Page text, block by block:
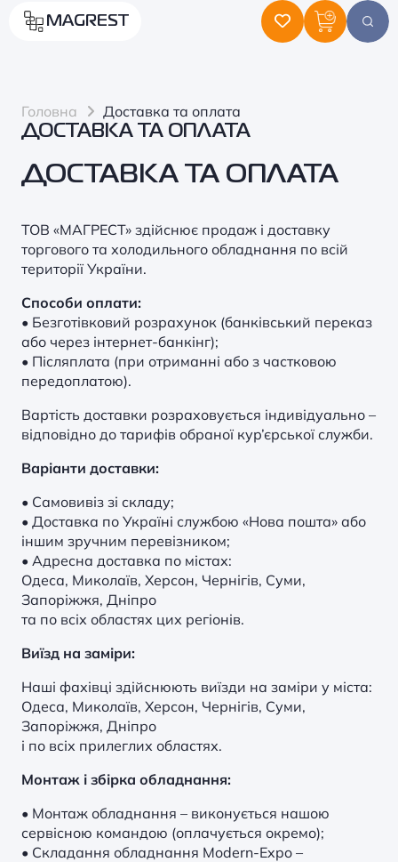
MAGREST
Головна Доставка та оплата
ДОСТАВКА ТА ОПЛАТА
ДОСТАВКА ТА ОПЛАТА
ТОВ «МАГРЕСТ» здійснює продаж і доставку
торгового та холодильного обладнання по всій
території України.
Способи оплати:
• Безготівковий розрахунок (банківський переказ
або через інтернет-банкінг);
• Післяплата (при отриманні або з частковою
передоплатою).
Вартість доставки розраховується індивідуально –
відповідно до тарифів обраної кур’єрської служби.
Варіанти доставки:
• Самовивіз зі складу;
• Доставка по Україні службою «Нова пошта» або
іншим зручним перевізником;
• Адресна доставка по містах:
Одеса, Миколаїв, Херсон, Чернігів, Суми,
Запоріжжя, Дніпро
та по всіх областях цих регіонів.
Виїзд на заміри:
Наші фахівці здійснюють виїзди на заміри у міста:
Одеса, Миколаїв, Херсон, Чернігів, Суми,
Запоріжжя, Дніпро
і по всіх прилеглих областях.
Монтаж і збірка обладнання:
• Монтаж обладнання – виконується нашою
сервісною командою (оплачується окремо);
• Складання обладнання Modern-Expo –